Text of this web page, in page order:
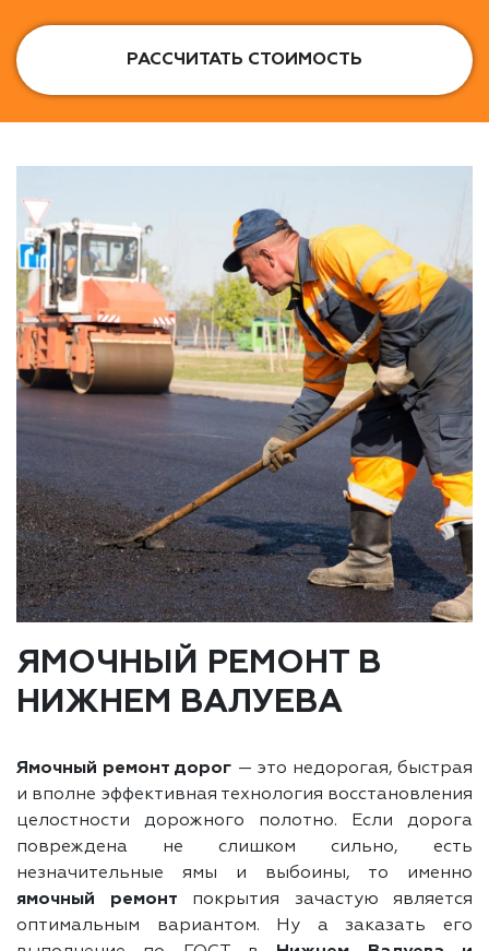
РАССЧИТАТЬ СТОИМОСТЬ
ЯМОЧНЫЙ РЕМОНТ В
НИЖНЕМ ВАЛУЕВА
Ямочный ремонт дорог — это недорогая, быстрая
и вполне эффективная технология восстановления
целостности дорожного полотно. Если дорога
повреждена не слишком сильно, есть
незначительные ямы и выбоины, то именно
ямочный ремонт покрытия зачастую является
оптимальным вариантом. Ну а заказать его